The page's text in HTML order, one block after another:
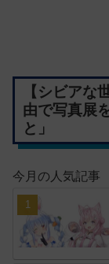
【シビアな
由で写真展
と」
今月の人気記事